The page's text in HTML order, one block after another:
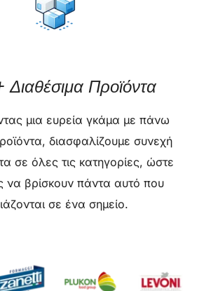
Προϊόντα
μια ευρεία γκάμα με πάνω
διασφαλίζουμε συνεχή
σε όλες τις κατηγορίες, ώστε
να βρίσκουν πάντα αυτό που
σε ένα σημείο.